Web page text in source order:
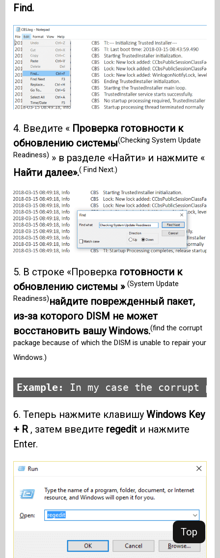
Top
Find.
4. Введите « Проверка готовности к
обновлению системы(Checking System Update
Readiness) » в разделе «Найти» и нажмите «
Найти далее».( Find Next.)
5. В строке «Проверка готовности к
обновлению системы »(System Update
Readiness)найдите поврежденный пакет,
из-за которого DISM не может
восстановить вашу Windows.(find the corrupt
package because of which the DISM is unable to repair your
Windows.)
Example: In my case the corrupt
6. Теперь нажмите клавишуWindows Key
+ R , затем введите regedit и нажмите
Enter.